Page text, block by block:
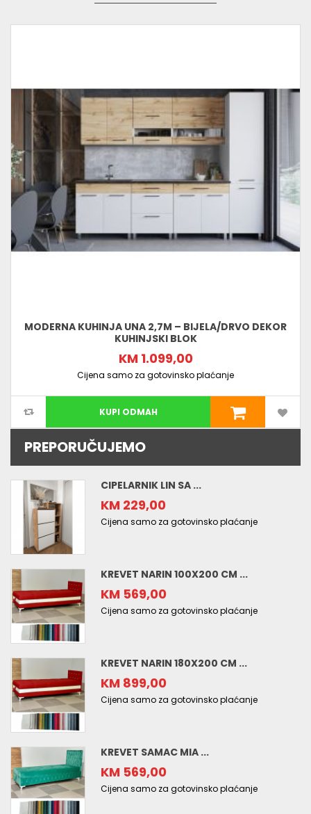
MODERNA KUHINJA UNA 2,7M – BIJELA/DRVO DEKOR
KUHINJSKI BLOK
KM 1.099,00
Cijena samo za gotovinsko plaćanje
KUPI ODMAH
PREPORUČUJEMO
CIPELARNIK LIN SA ...
KM 229,00
Cijena samo za gotovinsko plaćanje
KREVET NARIN 100X200 CM ...
KM 569,00
Cijena samo za gotovinsko plaćanje
KREVET NARIN 180X200 CM ...
KM 899,00
Cijena samo za gotovinsko plaćanje
KREVET SAMAC MIA ...
KM 569,00
Cijena samo za gotovinsko plaćanje